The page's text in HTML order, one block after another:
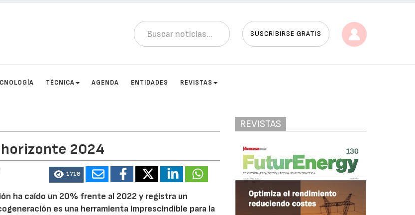
SUSCRIBIRSE GRATIS
TÉCNICA AGENDA ENTIDADES REVISTAS
2024
1718
ha caído un 20% frente al 2022 y registra un
es una herramienta imprescindible para la
REVISTAS